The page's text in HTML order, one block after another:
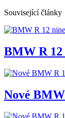
Související články
BMW R
Nové